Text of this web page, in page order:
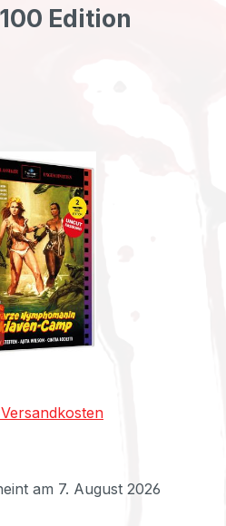
Edition
am 7. August 2026